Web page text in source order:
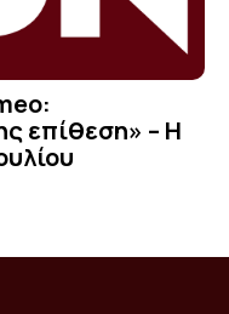
επίθεση» – Η